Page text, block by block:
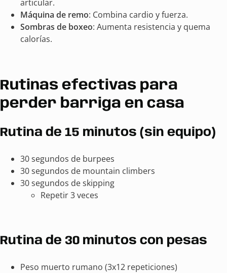
articular.
Máquina de remo: Combina cardio y fuerza.
Sombras de boxeo: Aumenta resistencia y quema
calorías.
Rutinas efectivas para
perder barriga en casa
Rutina de 15 minutos (sin equipo)
30 segundos de burpees
30 segundos de mountain climbers
30 segundos de skipping
Repetir 3 veces
Rutina de 30 minutos con pesas
Peso muerto rumano (3x12 repeticiones)